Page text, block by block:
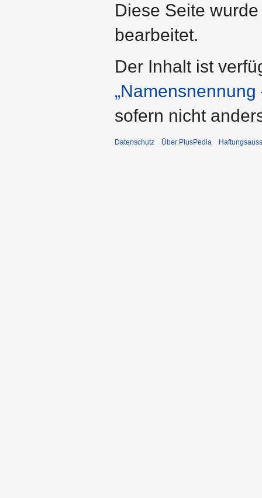
Diese Seite
bearbeitet.
Der Inhalt ist
sofern nicht
Datenschutz Über PlusPedia